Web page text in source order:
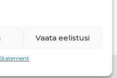
Vaata eelistusi